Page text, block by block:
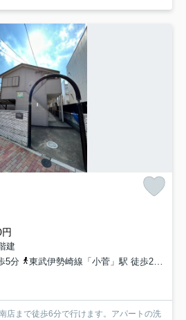
建
5分
東武伊勢崎線「小菅」駅 徒歩21分
店まで徒歩6分で行けます。アパートの洗